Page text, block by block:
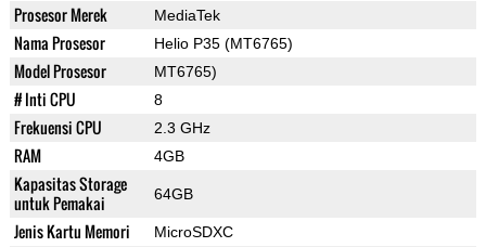
Prosesor Merek MediaTek
Nama Prosesor Helio P35 (MT6765)
Model Prosesor MT6765)
# Inti CPU 8
Frekuensi CPU 2.3 GHz
RAM 4GB
Kapasitas Storage
untuk Pemakai
64GB
Jenis Kartu Memori MicroSDXC